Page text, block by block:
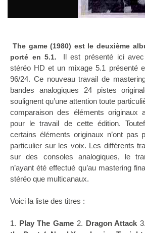
The game (1980) est le deuxième
porté en 5.1.
Il est présenté ici
stéréo HD et un mixage 5.1 présenté
96/24. Ce nouveau travail de
bandes analogiques 24 pistes
soulignent qu’une attention toute
comparaison des éléments originaux
pour le travail de cette édition.
certains éléments originaux n’ont pas
particulier sur les voix. Les différents
sur des consoles analogiques, le
n’ayant été effectué qu’au mastering
stéréo que multicanaux.
Voici la liste des titres :
1. Play The Game 2. Dragon Attack 3.